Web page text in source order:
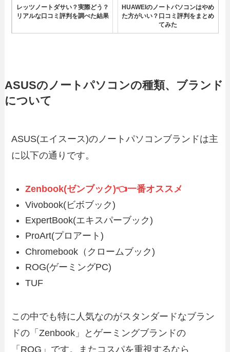
レッツノートダサい？実際どう？
リアルな口コミ評判を調べた結果
HUAWEIのノートパソコンはやめ
た方がいい？口コミ評判をまとめ
てみた
とは
選
ASUSのノートパソコンの種類、ブランド
について
ASUS(エイスース)のノートパソコンブランドは主
に以下の通りです。
Zenbook(ゼンブック)👈一番オススメ
Vivobook(ビボブック)
ExpertBook(エキスパーブック)
ProArt(プロアート)
Chromebook（クロームブック)
ROG(ゲーミングPC)
TUF
この中でも特に人気なのがスタンダードなブラン
ドの「Zenbook」とゲーミングブランドの
「ROG」です。またコスパを重視するなら